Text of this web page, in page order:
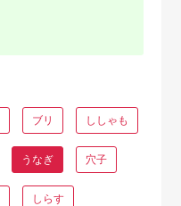
ブリ ししゃも
うなぎ 穴子
しらす